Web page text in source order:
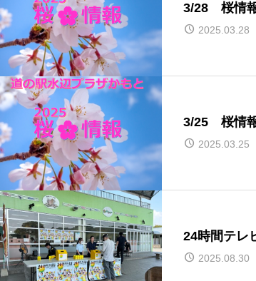
3/28 桜情
2025.03.28
3/25 桜情
2025.03.25
24時間テレ
2025.08.30